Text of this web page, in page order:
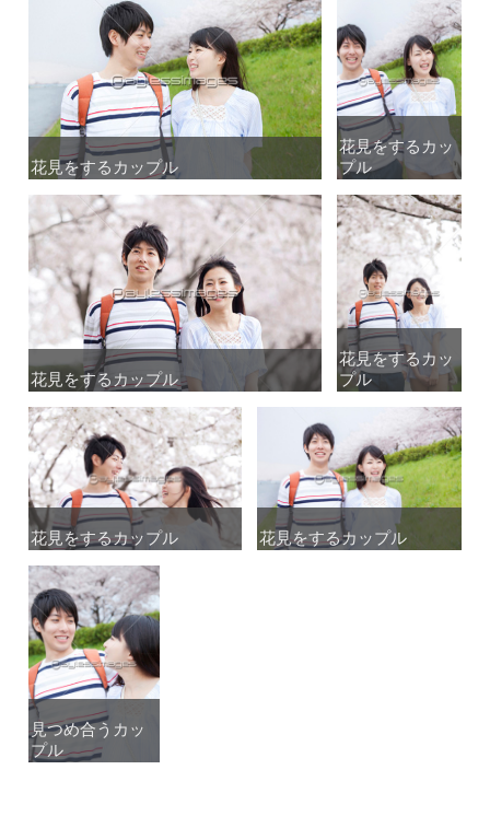
花見をするカップル
花見をするカップル
花見をするカッ
プル
花見をするカッ
プル
花見をするカップル
花見をするカップル
花見をするカッ
プル
花見をするカッ
プル
花見をするカップル
花見をするカップル 花見をするカップル
花見をするカップル
見つめ合うカッ
プル
見つめ合うカッ
プル